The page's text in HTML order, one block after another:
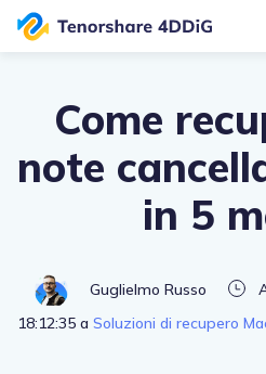
Come
note
in 5
Guglielmo Russo
18:12:35 a Soluzioni di recupero